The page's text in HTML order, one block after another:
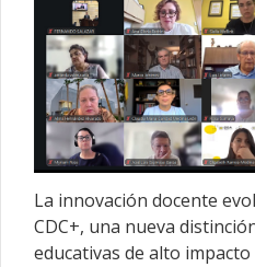
La innovación docente
CDC+, una nueva
educativas de alto impacto